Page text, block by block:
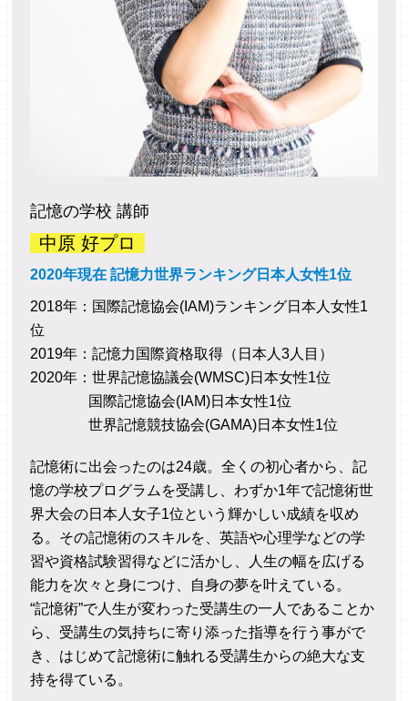
歯科医師（68歳）
お酒を飲まない日を作ることができた
①毎日飲酒していましたが、「メモリーパレス
法」で強固になった意志力のおかげで、飲まな
い日を作る事が出来ています。（完全にはやめ
②社労士の資格取得の学習中で、テキスト、問
題集を何周かするわけですが、明らかに以前よ
リーパレス法」のトレーニングを30分やって、
公務員（51歳）
どんなに仕事で疲れていても、今日は勉強した
くないなあ。と思わなくなりました。
途中でSNSなど見ても、必ず勉強に戻る事が出
来るようになりました。
以前は、暗記しても思い出せない事が辛くて、
挫折する事もありました。
今は"思い出せない事は当たり前で、繰り返せ
ばいい" "覚えるにはそれなりの時間と練習が必
要なんだ"と思えるようになり、
記憶の学校 講師
中原 好プロ
2020年現在 記憶力世界ランキング日本人女性1位
2018年：国際記憶協会(IAM)ランキング日本人女性1
位
2019年：記憶力国際資格取得（日本人3人目）
2020年：世界記憶協議会(WMSC)日本女性1位
国際記憶協会(IAM)日本女性1位
世界記憶競技協会(GAMA)日本女性1位
記憶術に出会ったのは24歳。全くの初心者から、記
憶の学校プログラムを受講し、わずか1年で記憶術世
界大会の日本人女子1位という輝かしい成績を収め
る。その記憶術のスキルを、英語や心理学などの学
習や資格試験習得などに活かし、人生の幅を広げる
能力を次々と身につけ、自身の夢を叶えている。
“記憶術”で人生が変わった受講生の一人であることか
ら、受講生の気持ちに寄り添った指導を行う事がで
き、はじめて記憶術に触れる受講生からの絶大な支
持を得ている。